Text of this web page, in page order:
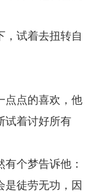
，试着去扭转自
点点的喜欢，他
试着讨好所有
个梦告诉他：
是徒劳无功，因